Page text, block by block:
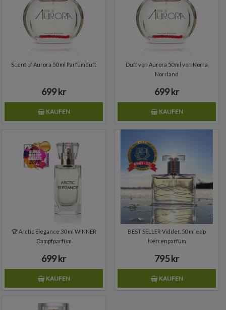
Scent of Aurora 50 ml Parfümduft
699 kr
KAUFEN
Duft von Aurora 50 ml von Norra
Norrland
699 kr
KAUFEN
🏆 Arctic Elegance 30 ml WINNER
Dampfparfüm
699 kr
KAUFEN
BEST SELLER Vidder, 50 ml edp
Herrenparfüm
795 kr
KAUFEN